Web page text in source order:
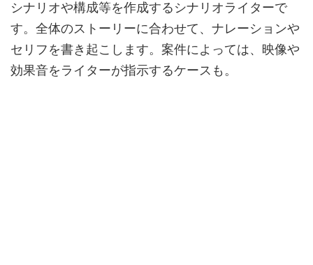
シナリオや構成等を作成するシナリオライターで
す。全体のストーリーに合わせて、ナレーションや
セリフを書き起こします。案件によっては、映像や
効果音をライターが指示するケースも。